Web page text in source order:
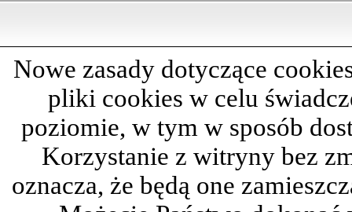
Nowe zasady dotyczące
pliki cookies w celu
poziomie, w tym w sposób
Korzystanie z witryny bez
oznacza, że będą one